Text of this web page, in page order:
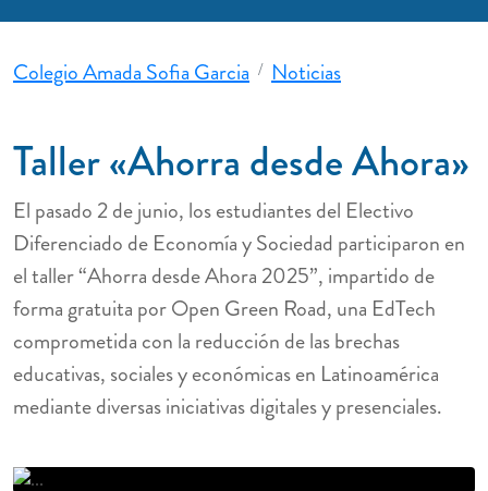
Colegio Amada Sofia Garcia Noticias
Taller «Ahorra desde Ahora»
El pasado 2 de junio, los estudiantes del Electivo
Diferenciado de Economía y Sociedad participaron en
el taller “Ahorra desde Ahora 2025”, impartido de
forma gratuita por Open Green Road, una EdTech
comprometida con la reducción de las brechas
educativas, sociales y económicas en Latinoamérica
mediante diversas iniciativas digitales y presenciales.